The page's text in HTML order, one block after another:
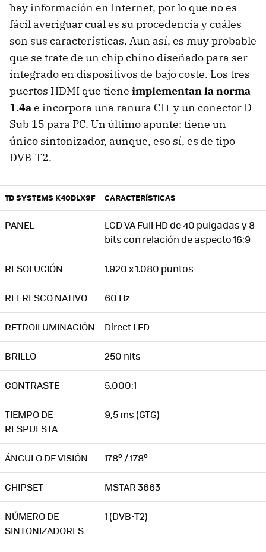
hay información en Internet, por lo que no es
fácil averiguar cuál es su procedencia y cuáles
son sus características. Aun así, es muy probable
que se trate de un chip chino diseñado para ser
integrado en dispositivos de bajo coste. Los tres
puertos HDMI que tiene implementan la norma
1.4ae incorpora una ranura CI+ y un conector D-
Sub 15 para PC. Un último apunte: tiene un
único sintonizador, aunque, eso sí, es de tipo
DVB-T2.
TD SYSTEMS K40DLX9F CARACTERÍSTICAS
PANEL
LCD VA Full HD de 40 pulgadas y 8
bits con relación de aspecto 16:9
RESOLUCIÓN 1.920 x 1.080 puntos
REFRESCO NATIVO 60 Hz
RETROILUMINACIÓN Direct LED
BRILLO 250 nits
CONTRASTE 5.000:1
TIEMPO DE
RESPUESTA
9,5 ms (GTG)
ÁNGULO DE VISIÓN 178º / 178º
CHIPSET MSTAR 3663
NÚMERO DE
SINTONIZADORES
1 (DVB-T2)